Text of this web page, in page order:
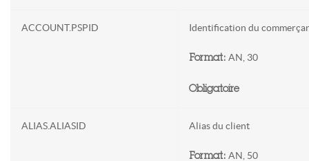
ACCOUNT.PSPID Identification du
Format: AN, 30
Obligatoire
ALIAS.ALIASID Alias du client
Format: AN, 50